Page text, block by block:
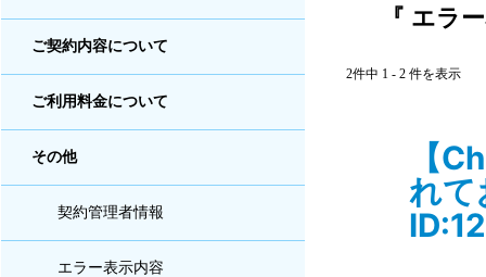
ご契約内容について
ご利用料金について
その他
契約管理者情報
エラー表示内容
『 エラ
2件中 1 - 2 件を表示
【
れ